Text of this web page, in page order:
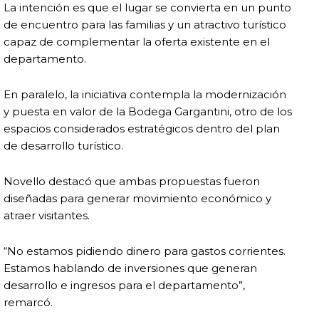
La intención es que el lugar se convierta en un punto
de encuentro para las familias y un atractivo turístico
capaz de complementar la oferta existente en el
departamento.
En paralelo, la iniciativa contempla la modernización
y puesta en valor de la Bodega Gargantini, otro de los
espacios considerados estratégicos dentro del plan
de desarrollo turístico.
Novello destacó que ambas propuestas fueron
diseñadas para generar movimiento económico y
atraer visitantes.
“No estamos pidiendo dinero para gastos corrientes.
Estamos hablando de inversiones que generan
desarrollo e ingresos para el departamento”,
remarcó.